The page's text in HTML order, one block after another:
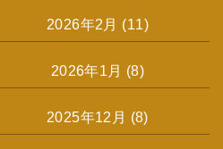
2026年2月 (11)
2026年1月 (8)
2025年12月 (8)